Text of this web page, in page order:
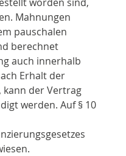
Mahnungen
pauschalen
berechnet
auch innerhalb
Erhalt der
kann der Vertrag
werden. Auf § 10